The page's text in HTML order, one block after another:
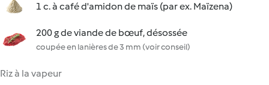
1 c. à café d'amidon de maïs (par ex. Maïzena)
200 g de viande de bœuf, désossée
coupée en lanières de 3 mm (voir conseil)
Riz à la vapeur